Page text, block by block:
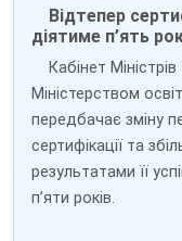
Відтепер
діятиме п’ять
Кабінет
Міністерством
передбачає зміну
сертифікації та
результатами її
пʼяти років.